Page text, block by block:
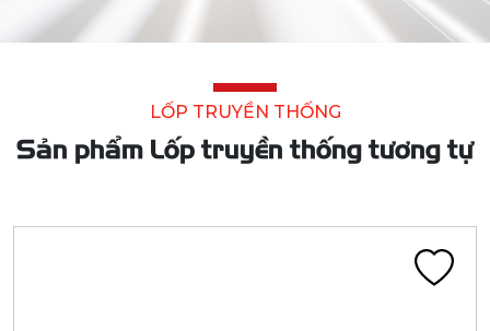
LỐP TRUYỀN THỐNG
Sản phẩm Lốp truyền thống tương tự